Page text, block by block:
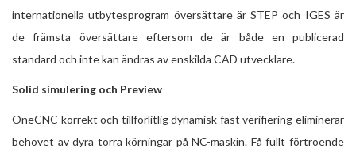
internationella utbytesprogram översättare är STEP och IGES är
de främsta översättare eftersom de är både en publicerad
standard och inte kan ändras av enskilda CAD utvecklare.
Solid simulering och Preview
OneCNC korrekt och tillförlitlig dynamisk fast verifiering eliminerar
behovet av dyra torra körningar på NC-maskin. Få fullt förtroende